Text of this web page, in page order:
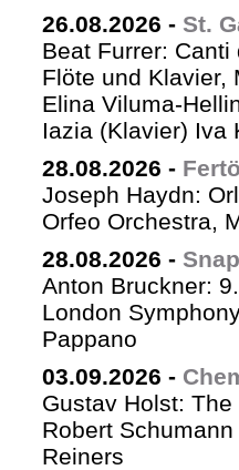
26.08.2026 - St.
Beat Furrer:
Flöte und Klavier,
Elina Viluma-
Iazia (Klavier) Iva
28.08.2026 -
Joseph Haydn:
Orfeo Orchestra,
28.08.2026 -
Anton Bruckner:
London
Pappano
03.09.2026 -
Gustav Holst: The
Robert
Reiners